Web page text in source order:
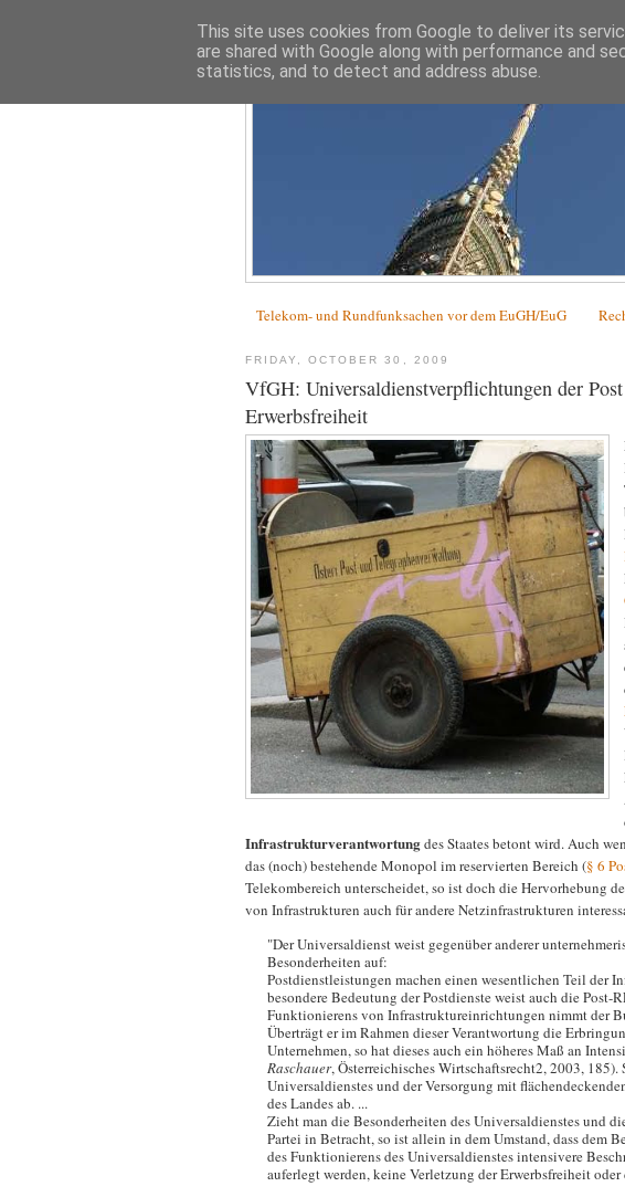
Telekom- und Rundfunksachen vor dem EuGH/EuG
FRIDAY, OCTOBER 30, 2009
VfGH: Universaldienstverpflichtungen der
Erwerbsfreiheit
Infrastrukturverantwortungdes Staates betont wird. Auch
das (noch) bestehende Monopol im reservierten Bereich (§ 6
Telekombereich unterscheidet, so ist doch die Hervorhebung
von Infrastrukturen auch für andere Netzinfrastrukturen
"Der Universaldienst weist gegenüber anderer
Besonderheiten auf:
Postdienstleistungen machen einen wesentlichen Teil der
besondere Bedeutung der Postdienste weist auch die
Funktionierens von Infrastruktureinrichtungen nimmt der
Überträgt er im Rahmen dieser Verantwortung die
Unternehmen, so hat dieses auch ein höheres Maß an
Raschauer, Österreichisches Wirtschaftsrecht2, 2003,
Universaldienstes und der Versorgung mit
des Landes ab. ...
Zieht man die Besonderheiten des Universaldienstes und
Partei in Betracht, so ist allein in dem Umstand, dass dem
des Funktionierens des Universaldienstes intensivere
auferlegt werden, keine Verletzung der Erwerbsfreiheit
This site uses cookies from Google to deliver its
are shared with Google along with performance and
statistics, and to detect and address abuse.